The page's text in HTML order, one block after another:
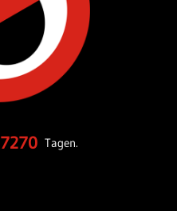
7270 Tagen.